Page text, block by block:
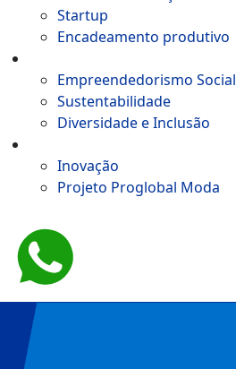
Startup
Encadeamento produtivo
Empreendedorismo Social
Sustentabilidade
Diversidade e Inclusão
Inovação
Projeto Proglobal Moda